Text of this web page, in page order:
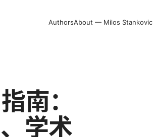
AuthorsAbout — Milos Stankovic
南：
学术